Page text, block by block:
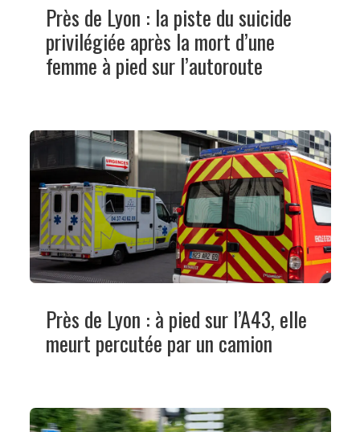
Près de Lyon : la piste du suicide
privilégiée après la mort d’une
femme à pied sur l’autoroute
Près de Lyon : à pied sur l’A43, elle
meurt percutée par un camion